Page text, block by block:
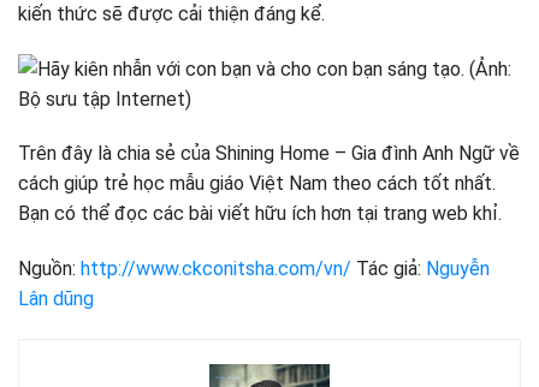
kiến ​​thức sẽ được cải thiện đáng kể.
Trên đây là chia sẻ của Shining Home – Gia đình Anh Ngữ về
cách giúp trẻ học mẫu giáo Việt Nam theo cách tốt nhất.
Bạn có thể đọc các bài viết hữu ích hơn tại trang web khỉ.
Nguồn: http://www.ckconitsha.com/vn/ Tác giả: Nguyễn
Lân dũng